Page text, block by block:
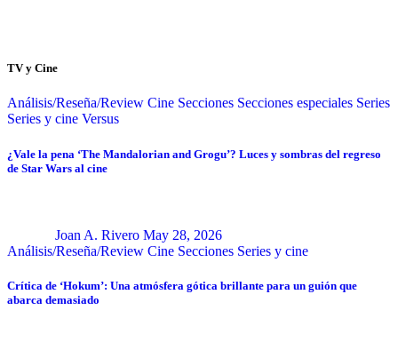
TV y Cine
Análisis/Reseña/Review Cine Secciones Secciones especiales Series
Series y cine Versus
¿Vale la pena ‘The Mandalorian and Grogu’? Luces y sombras del regreso
de Star Wars al cine
Joan A. Rivero May 28, 2026
Análisis/Reseña/Review Cine Secciones Series y cine
Crítica de ‘Hokum’: Una atmósfera gótica brillante para un guión que
abarca demasiado